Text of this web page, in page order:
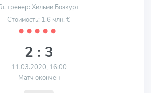
тренер: Хильми Бозкурт
Стоимость: 1.6 млн. €
⬤ ⬤ ⬤ ⬤ ⬤
2 : 3
11.03.2020, 16:00
Матч окончен